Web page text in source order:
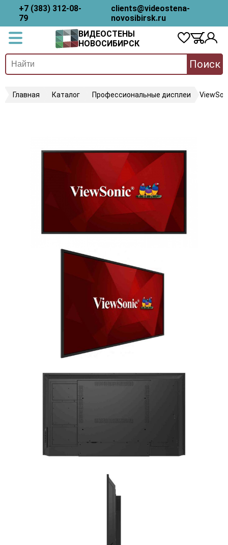
+7 (383) 312-08-
79
clients@videostena-
novosibirsk.ru
ВИДЕОСТЕНЫ
НОВОСИБИРСК
Поиск
Главная Каталог Профессиональные дисплеи